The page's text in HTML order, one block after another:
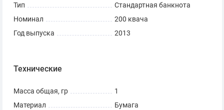
Тип
Стандартная банкнота
Номинал
200 квача
Год выпуска
2013
Технические
Масса общая, гр
1
Материал
Бумага